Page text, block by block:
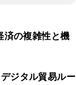
済の複雑性と機
ジタル貿易ルー